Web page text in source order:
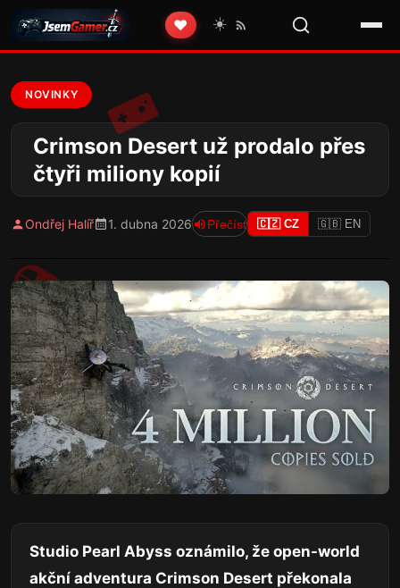
❤️ ☀️
NOVINKY
Crimson Desert už prodalo přes
čtyři miliony kopií
Ondřej Halíř 1. dubna 2026 Přečíst 🇨🇿 CZ 🇬🇧 EN
Studio Pearl Abyss oznámilo, že open-world
akční adventura Crimson Desert překonala